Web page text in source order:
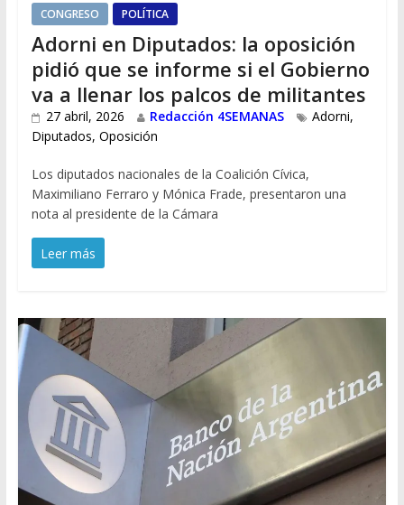
CONGRESO POLÍTICA
Adorni en Diputados: la oposición
pidió que se informe si el Gobierno
va a llenar los palcos de militantes
27 abril, 2026 Redacción 4SEMANAS Adorni,
Diputados, Oposición
Los diputados nacionales de la Coalición Cívica,
Maximiliano Ferraro y Mónica Frade, presentaron una
nota al presidente de la Cámara
Leer más